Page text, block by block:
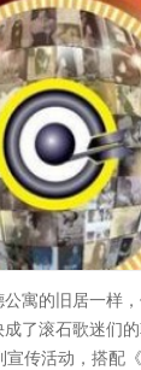
寓的旧居一样
了滚石歌迷们
传活动，搭配